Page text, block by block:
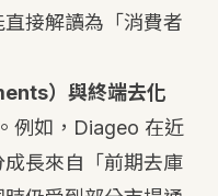
接解讀為「消費者
）與終端去化
。例如，Diageo 在近
長來自「前期去庫